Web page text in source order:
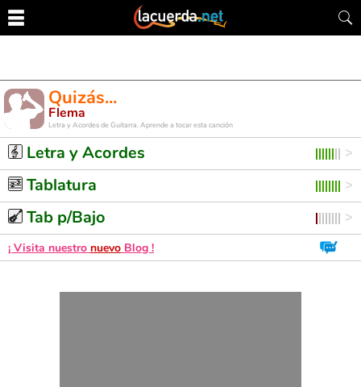
Quizás...
Flema
Letra y Acordes de Guitarra. Aprende a tocar esta canción
Letra y Acordes
Tablatura
Tab p/Bajo
¡ Visita nuestro nuevo Blog !